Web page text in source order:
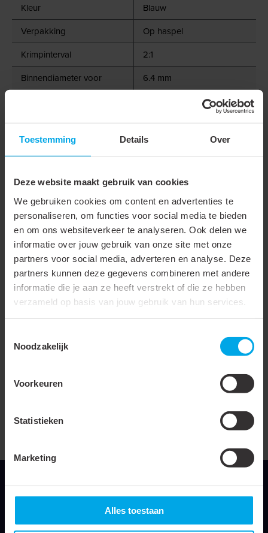
Toestemming Details Over
Deze website maakt gebruik van cookies
We gebruiken cookies om content en advertenties te
personaliseren, om functies voor social media te bieden
en om ons websiteverkeer te analyseren. Ook delen we
informatie over jouw gebruik van onze site met onze
partners voor social media, adverteren en analyse. Deze
partners kunnen deze gegevens combineren met andere
informatie die je aan ze heeft verstrekt of die ze hebben
verzameld op basis van jouw gebruik van hun services.
Noodzakelijk
Voorkeuren
Statistieken
Marketing
Alles toestaan
Kleur
Blauw
Verpakking
Op haspel
Krimpinterval
2:1
Binnendiameter voor
inkrimping
6.4 mm
inkrimping
Lengte
100 m
Nom. diameter in inch
1/4"
Wanddikte na krimpen
0.65 mm
Bedrijfstemperatuur
-55 - 135 °C
Krimptemperatuur
100 °C
Materiaal
Polyolefine (XLPO)
Halogeenvrij
Met inwendige kleefstof
Bedrukbaar
Doorslagspanning
Klemko Techniek B.V.